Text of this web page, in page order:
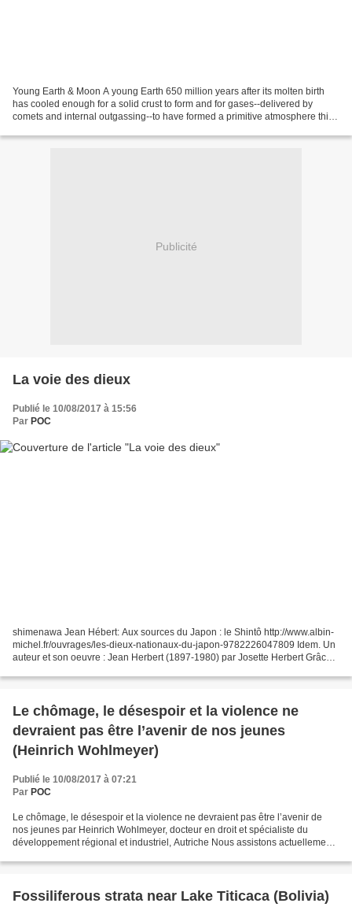
Young Earth & Moon A young Earth 650 million years after its molten birth
has cooled enough for a solid crust to form and for gases--delivered by
comets and internal outgassing--to have formed a primitive atmosphere thick
Publicité
La voie des dieux
Publié le 10/08/2017 à 15:56
Par POC
shimenawa Jean Hébert: Aux sources du Japon : le Shintô http://www.albin-
michel.fr/ouvrages/les-dieux-nationaux-du-japon-9782226047809 Idem. Un
auteur et son oeuvre : Jean Herbert (1897-1980) par Josette Herbert Grâce à
Le chômage, le désespoir et la violence ne
devraient pas être l’avenir de nos jeunes
(Heinrich Wohlmeyer)
Publié le 10/08/2017 à 07:21
Par POC
Le chômage, le désespoir et la violence ne devraient pas être l’avenir de
nos jeunes par Heinrich Wohlmeyer, docteur en droit et spécialiste du
développement régional et industriel, Autriche Nous assistons actuellement
Fossiliferous strata near Lake Titicaca (Bolivia)